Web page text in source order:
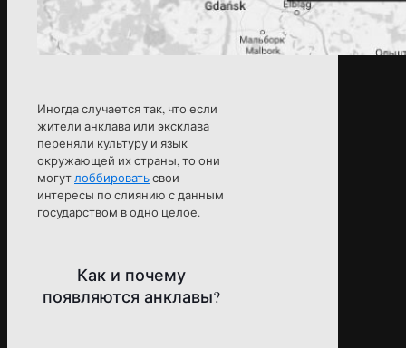
Иногда случается так, что если
жители анклава или эксклава
переняли культуру и язык
окружающей их страны, то они
могутлоббироватьсвои
интересы по слиянию с данным
государством в одно целое.
Как и почему
появляются анклавы?